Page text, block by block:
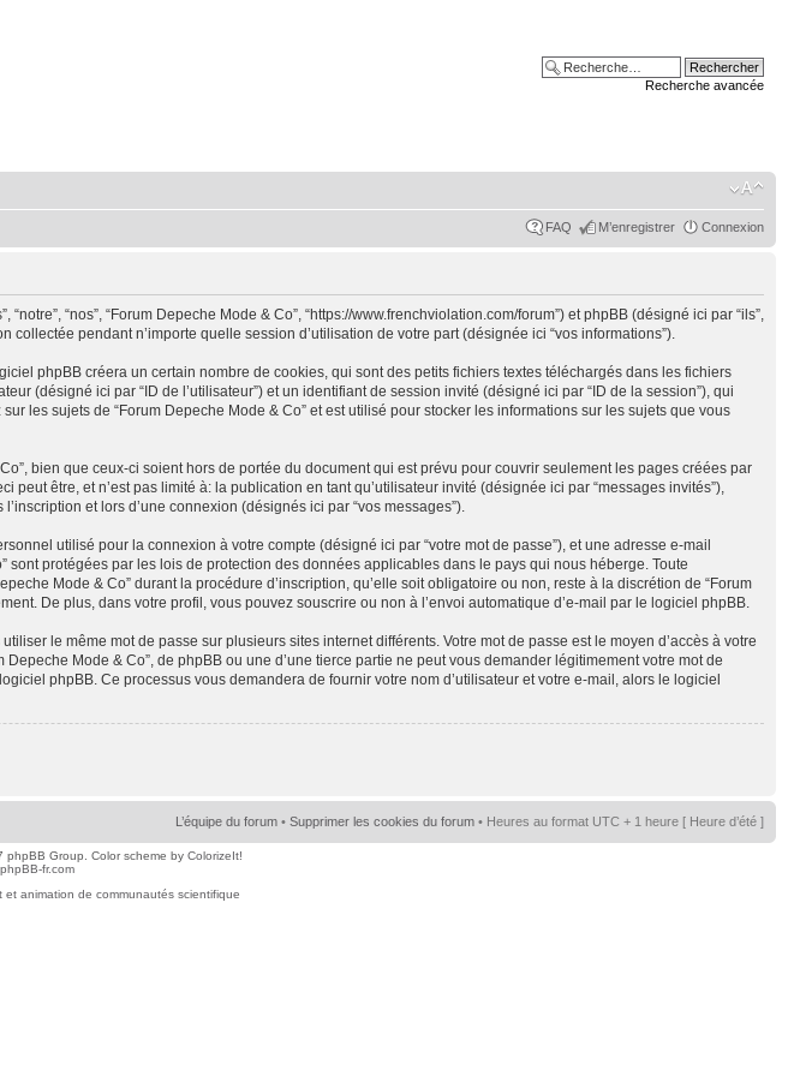
Recherche avancée
FAQ M’enregistrer Connexion
“nos”, “Forum Depeche Mode & Co”, “https://www.frenchviolation.com/forum”) et phpBB (désigné ici par “ils”,
collectée pendant n’importe quelle session d’utilisation de votre part (désignée ici “vos informations”).
phpBB créera un certain nombre de cookies, qui sont des petits fichiers textes téléchargés dans les fichiers
(désigné ici par “ID de l’utilisateur”) et un identifiant de session invité (désigné ici par “ID de la session”), qui
les sujets de “Forum Depeche Mode & Co” et est utilisé pour stocker les informations sur les sujets que vous
bien que ceux-ci soient hors de portée du document qui est prévu pour couvrir seulement les pages créées par
être, et n’est pas limité à: la publication en tant qu’utilisateur invité (désignée ici par “messages invités”),
et lors d’une connexion (désignés ici par “vos messages”).
utilisé pour la connexion à votre compte (désigné ici par “votre mot de passe”), et une adresse e-mail
protégées par les lois de protection des données applicables dans le pays qui nous héberge. Toute
Mode & Co” durant la procédure d’inscription, qu’elle soit obligatoire ou non, reste à la discrétion de “Forum
De plus, dans votre profil, vous pouvez souscrire ou non à l’envoi automatique d’e-mail par le logiciel phpBB.
le même mot de passe sur plusieurs sites internet différents. Votre mot de passe est le moyen d’accès à votre
Mode & Co”, de phpBB ou une d’une tierce partie ne peut vous demander légitimement votre mot de
phpBB. Ce processus vous demandera de fournir votre nom d’utilisateur et votre e-mail, alors le logiciel
L’équipe du forum • Supprimer les cookies du forum • Heures au format UTC + 1 heure [ Heure d’été ]
Group. Color scheme by ColorizeIt!
phpBB-fr.com
et animation de communautés scientifique